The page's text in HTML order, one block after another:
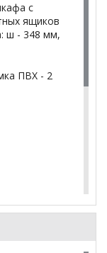
с
ящиков
ш - 348 мм,
ПВХ - 2